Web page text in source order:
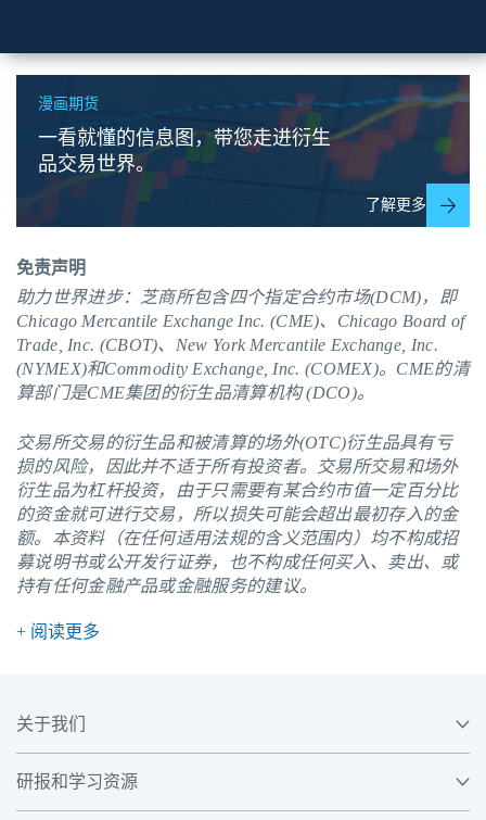
漫画期货
一看就懂的信息图，带您走进衍生
品交易世界。
了解更多
免责声明
助力世界进步：芝商所包含四个指定合约市场(DCM)，即
Chicago Mercantile Exchange Inc. (CME)、Chicago Board of
Trade, Inc. (CBOT)、New York Mercantile Exchange, Inc.
(NYMEX)和Commodity Exchange, Inc. (COMEX)。 CME的清
算部门是CME集团的衍生品清算机构 (DCO)。
交易所交易的衍生品和被清算的场外(OTC)衍生品具有亏
损的风险，因此并不适于所有投资者。交易所交易和场外
衍生品为杠杆投资，由于只需要有某合约市值一定百分比
的资金就可进行交易，所以损失可能会超出最初存入的金
额。本资料（在任何适用法规的含义范围内）均不构成招
募说明书或公开发行证券，也不构成任何买入、卖出、或
持有任何金融产品或金融服务的建议。
+ 阅读更多
关于我们
研报和学习资源